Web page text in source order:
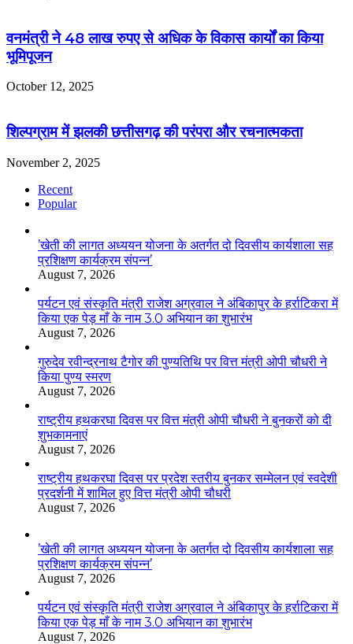
वनमंत्री ने 48 लाख रुपए से अधिक के विकास कार्यों का किया
भूमिपूजन
October 12, 2025
शिल्पग्राम में झलकी छत्तीसगढ़ की परंपरा और रचनात्मकता
November 2, 2025
Recent
Popular
’खेती की लागत अध्ययन योजना के अतर्गत दो दिवसीय कार्यशाला सह
प्रशिक्षण कार्यक्रम संपन्न’
August 7, 2026
पर्यटन एवं संस्कृति मंत्री राजेश अग्रवाल ने अंबिकापुर के हर्राटिकरा में
किया एक पेड़ माँ के नाम 3.0 अभियान का शुभारंभ
August 7, 2026
गुरुदेव रवीन्द्रनाथ टैगोर की पुण्यतिथि पर वित्त मंत्री ओपी चौधरी ने
किया पुण्य स्मरण
August 7, 2026
राष्ट्रीय हथकरघा दिवस पर वित्त मंत्री ओपी चौधरी ने बुनकरों को दी
शुभकामनाएं
August 7, 2026
राष्ट्रीय हथकरघा दिवस पर प्रदेश स्तरीय बुनकर सम्मेलन एवं स्वदेशी
प्रदर्शनी में शामिल हुए वित्त मंत्री ओपी चौधरी
August 7, 2026
’खेती की लागत अध्ययन योजना के अतर्गत दो दिवसीय कार्यशाला सह
प्रशिक्षण कार्यक्रम संपन्न’
August 7, 2026
पर्यटन एवं संस्कृति मंत्री राजेश अग्रवाल ने अंबिकापुर के हर्राटिकरा में
किया एक पेड़ माँ के नाम 3.0 अभियान का शुभारंभ
August 7, 2026